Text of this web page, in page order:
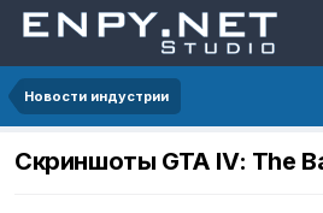
Новости индустрии
Скриншоты GTA IV: The